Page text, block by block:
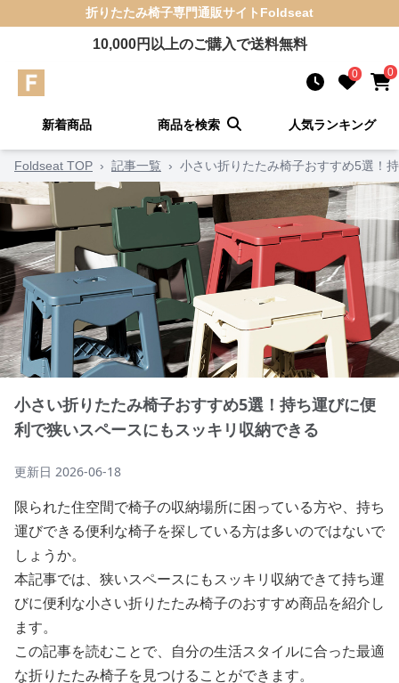
折りたたみ椅子専門通販サイト Foldseat
10,000円以上のご購入で送料無料
0 0
新着商品 商品を検索 人気ランキング
Foldseat TOP › 記事一覧 › 小さい折りたたみ椅子おすすめ5選！
小さい折りたたみ椅子おすすめ5選！持ち運びに便
利で狭いスペースにもスッキリ収納できる
更新日 2026-06-18
限られた住空間で椅子の収納場所に困っている方や、持ち
運びできる便利な椅子を探している方は多いのではないで
しょうか。
本記事では、狭いスペースにもスッキリ収納できて持ち運
びに便利な小さい折りたたみ椅子のおすすめ商品を紹介し
ます。
この記事を読むことで、自分の生活スタイルに合った最適
な折りたたみ椅子を見つけることができます。